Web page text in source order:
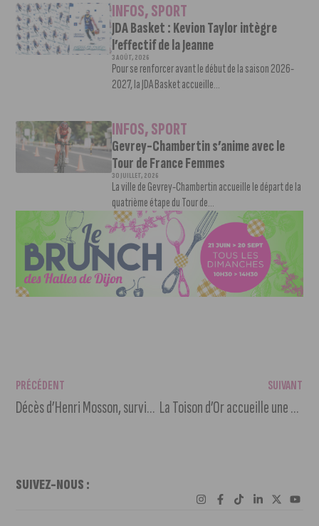
INFOS,SPORT
JDA Basket : Kevion Taylor intègre
l’effectif de la Jeanne
3 AOÛT, 2026
Pour se renforcer avant le début de la saison 2026-
2027, la JDA Basket accueille...
INFOS,SPORT
Gevrey-Chambertin s’anime avec le
Tour de France Femmes
30 JUILLET, 2026
La ville de Gevrey-Chambertin accueille le départ de la
quatrième étape du Tour de...
PRÉCÉDENT
Décès d’Henri Mosson, survivant des camps nazis et témoin dijonnais
SUIVANT
La Toison d’Or accueille une braderie de livres d’occasion ce samedi
SUIVEZ-NOUS :